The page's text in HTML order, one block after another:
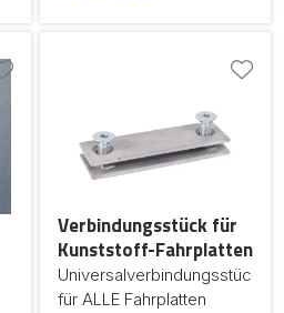
Verbindungsstück für
Kunststoff-Fahrplatten
Universalverbindungsstück
für ALLE Fahrplatten